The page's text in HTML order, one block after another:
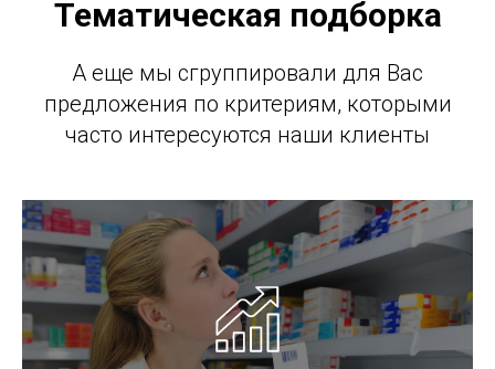
Тематическая подборка
А еще мы сгруппировали для Вас
предложения по критериям, которыми
часто интересуются наши клиенты